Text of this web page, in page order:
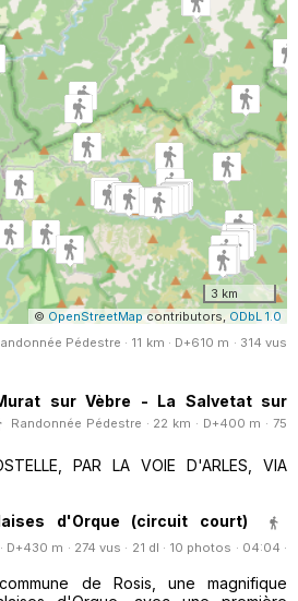
3 km
© OpenStreetMap contributors, ODbL 1.0
Pédestre · 11 km · D+610 m · 314 vus
sur Vèbre - La Salvetat sur
Randonnée Pédestre · 22 km · D+400 m · 75
PAR LA VOIE D'ARLES, VIA
d'Orque (circuit court)
m · 274 vus · 21 dl · 10 photos · 04:04 ·
de Rosis, une magnifique